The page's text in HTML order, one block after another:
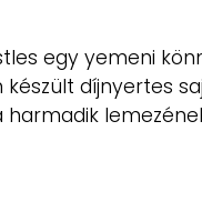
egy yemeni
készült díjnyertes
harmadik